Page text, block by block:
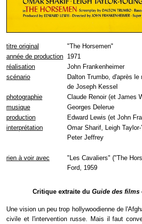
titre original
"The Horsemen"
année de production 1971
réalisation
John Frankenheimer
scénario
Dalton Trumbo, d'après
de Joseph Kessel
photographie
Claude Renoir (et James
musique
Georges Delerue
production
Edward Lewis (et John
interprétation
Omar Sharif, Leigh
Peter Jeffrey
rien à voir avec
"Les Cavaliers" ("The
Ford, 1959
Critique extraite du Guide des films
Une vision un peu trop hollywoodienne de
civile et l'intervention russe. Mais il faut